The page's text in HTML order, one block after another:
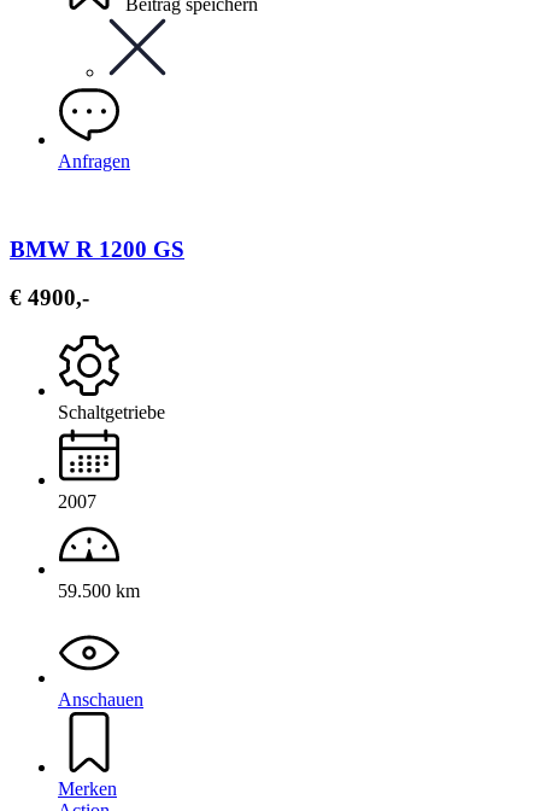
Beitrag speichern
Anfragen
BMW R 1200 GS
€ 4900,-
Schaltgetriebe
2007
59.500 km
Anschauen
Merken